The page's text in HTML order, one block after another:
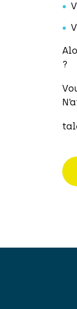
?